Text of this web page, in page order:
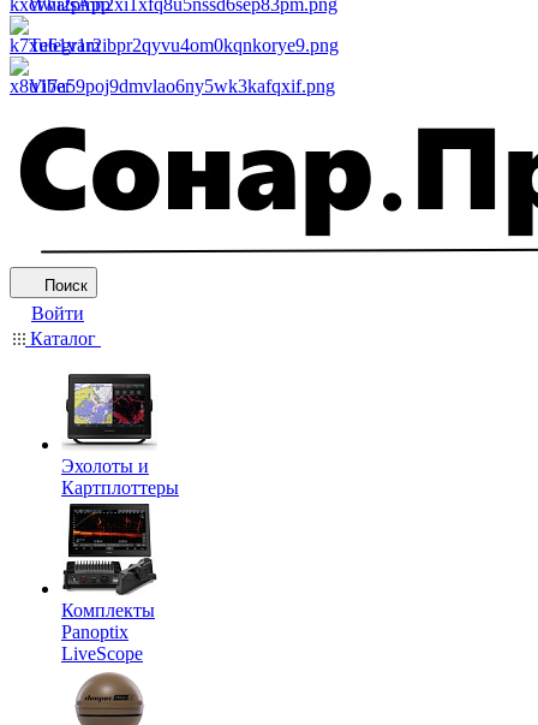
WhatsApp
Telegram
Viber
Поиск
Войти
Каталог
Эхолоты и
Картплоттеры
Комплекты
Panoptix
LiveScope